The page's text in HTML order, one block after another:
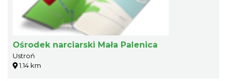
Ośrodek narciarski Mała Palenica
Ustroń
1.14 km